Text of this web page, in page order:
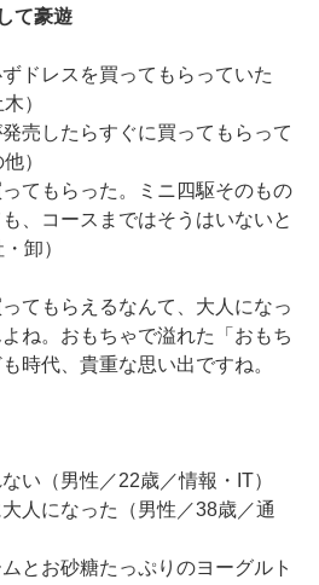
て豪遊
ドレスを買ってもらっていた
）
売したらすぐに買ってもらって
）
てもらった。ミニ四駆そのもの
、コースまではそうはいないと
卸）
てもらえるなんて、大人になっ
ね。おもちゃで溢れた「おもち
時代、貴重な思い出ですね。
い（男性／22歳／情報・IT）
人になった（男性／38歳／通
とお砂糖たっぷりのヨーグルト